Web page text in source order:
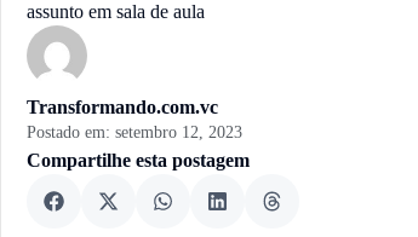
assunto em sala de aula
Transformando.com.vc
Postado em: setembro 12, 2023
Compartilhe esta postagem